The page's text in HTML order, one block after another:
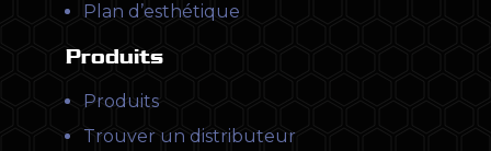
Plan d’esthétique
Produits
Produits
Trouver un distributeur